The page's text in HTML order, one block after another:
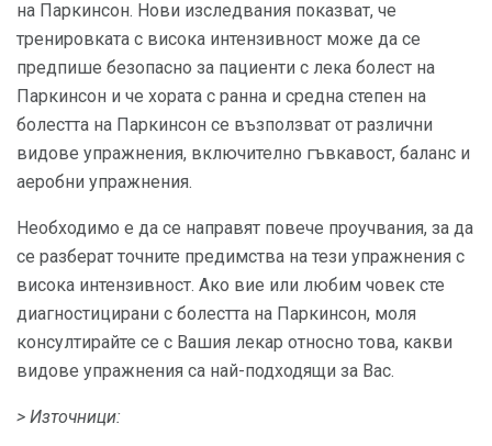
на Паркинсон. Нови изследвания показват, че
тренировката с висока интензивност може да се
предпише безопасно за пациенти с лека болест на
Паркинсон и че хората с ранна и средна степен на
болестта на Паркинсон се възползват от различни
видове упражнения, включително гъвкавост, баланс и
аеробни упражнения.
Необходимо е да се направят повече проучвания, за да
се разберат точните предимства на тези упражнения с
висока интензивност. Ако вие или любим човек сте
диагностицирани с болестта на Паркинсон, моля
консултирайте се с Вашия лекар относно това, какви
видове упражнения са най-подходящи за Вас.
> Източници: